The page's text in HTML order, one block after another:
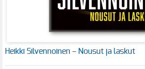
Heikki Silvennoinen – Nousut ja laskut